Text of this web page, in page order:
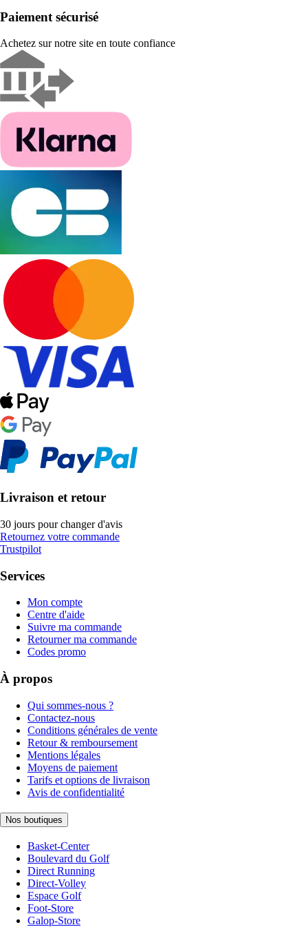
Paiement sécurisé
Achetez sur notre site en toute confiance
Livraison et retour
30 jours pour changer d'avis
Retournez votre commande
Trustpilot
Services
Mon compte
Centre d'aide
Suivre ma commande
Retourner ma commande
Codes promo
À propos
Qui sommes-nous ?
Contactez-nous
Conditions générales de vente
Retour & remboursement
Mentions légales
Moyens de paiement
Tarifs et options de livraison
Avis de confidentialité
Nos boutiques
Basket-Center
Boulevard du Golf
Direct Running
Direct-Volley
Espace Golf
Foot-Store
Galop-Store